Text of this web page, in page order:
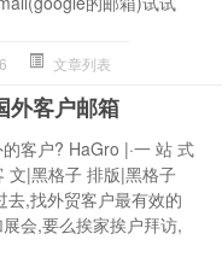
文章列表
外客户邮箱
客户? HaGro |·一 站 式
文|黑格子 排版|黑格子
去,找外贸客户最有效的
会,要么挨家挨户拜访,